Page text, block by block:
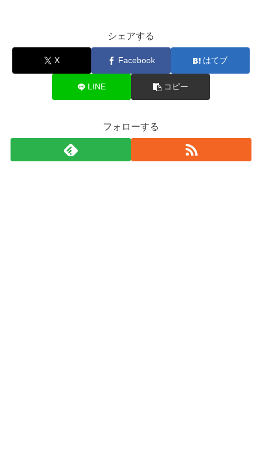
シェアする
X Facebook はてブ
LINE コピー
フォローする